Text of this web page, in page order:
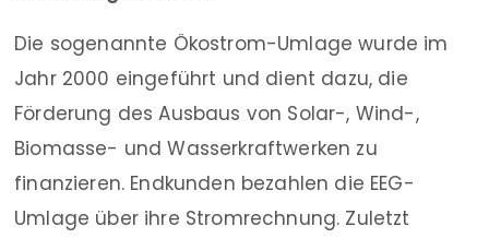
Die sogenannte Ökostrom-Umlage wurde im
Jahr 2000 eingeführt und dient dazu, die
Förderung des Ausbaus von Solar-, Wind-,
Biomasse- und Wasserkraftwerken zu
finanzieren. Endkunden bezahlen die EEG-
Umlage über ihre Stromrechnung. Zuletzt